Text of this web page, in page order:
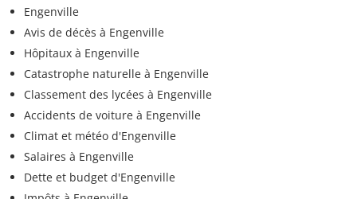
Engenville
Avis de décès à Engenville
Hôpitaux à Engenville
Catastrophe naturelle à Engenville
Classement des lycées à Engenville
Accidents de voiture à Engenville
Climat et météo d'Engenville
Salaires à Engenville
Dette et budget d'Engenville